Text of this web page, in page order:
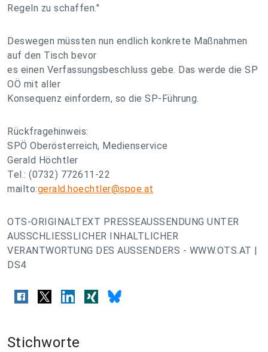
Regeln zu schaffen."
Deswegen müssten nun endlich konkrete Maßnahmen
auf den Tisch bevor
es einen Verfassungsbeschluss gebe. Das werde die SP
OÖ mit aller
Konsequenz einfordern, so die SP-Führung.
Rückfragehinweis:
SPÖ Oberösterreich, Medienservice
Gerald Höchtler
Tel.: (0732) 772611-22
mailto:gerald.hoechtler@spoe.at
OTS-ORIGINALTEXT PRESSEAUSSENDUNG UNTER
AUSSCHLIESSLICHER INHALTLICHER
VERANTWORTUNG DES AUSSENDERS - WWW.OTS.AT |
DS4
Stichworte